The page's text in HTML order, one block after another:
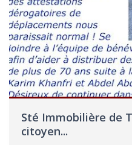
Sté Immobilière de
citoyen...